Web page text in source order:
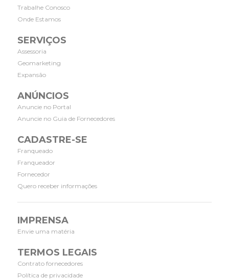
Trabalhe Conosco
Onde Estamos
SERVIÇOS
Assessoria
Geomarketing
Expansão
ANÚNCIOS
Anuncie no Portal
Anuncie no Guia de Fornecedores
CADASTRE-SE
Franqueado
Franqueador
Fornecedor
Quero receber informações
IMPRENSA
Envie uma matéria
TERMOS LEGAIS
Contrato fornecedores
Política de privacidade